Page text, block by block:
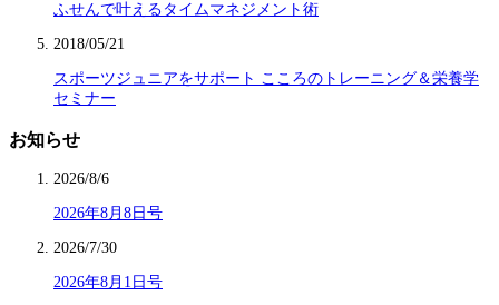
ふせんで叶えるタイムマネジメント術
2018/05/21
スポーツジュニアをサポート こころのトレーニング＆栄養学
セミナー
お知らせ
2026/8/6
2026年8月8日号
2026/7/30
2026年8月1日号